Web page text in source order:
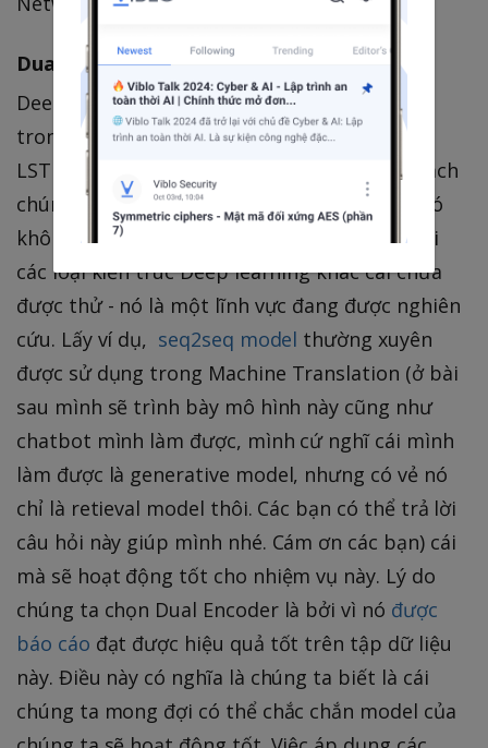
Dual Encoder LSTM
Deep learning model mà chúng ta sẽ tạo ra
trong bài viết này được gọi là Dual Encoder
LSTM network. Đây chỉ là một trong nhiều cách
chúng ta có thể áp dụng cho vấn đề này và nó
không phải là cái tốt nhất. Bạn có thể thử với
các loại kiến trúc Deep learning khác cái chưa
được thử - nó là một lĩnh vực đang được nghiên
cứu. Lấy ví dụ, seq2seq model thường xuyên
được sử dụng trong Machine Translation (ở bài
sau mình sẽ trình bày mô hình này cũng như
chatbot mình làm được, mình cứ nghĩ cái mình
làm được là generative model, nhưng có vẻ nó
chỉ là retieval model thôi. Các bạn có thể trả lời
câu hỏi này giúp mình nhé. Cám ơn các bạn) cái
mà sẽ hoạt động tốt cho nhiệm vụ này. Lý do
chúng ta chọn Dual Encoder là bởi vì nó được
báo cáo đạt được hiệu quả tốt trên tập dữ liệu
này. Điều này có nghĩa là chúng ta biết là cái
chúng ta mong đợi có thể chắc chắn model của